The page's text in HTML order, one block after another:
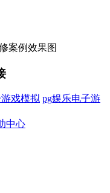
案例效果图
戏模拟 pg娱乐电子游
中心